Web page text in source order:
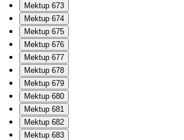
Mektup 673
Mektup 674
Mektup 675
Mektup 676
Mektup 677
Mektup 678
Mektup 679
Mektup 680
Mektup 681
Mektup 682
Mektup 683